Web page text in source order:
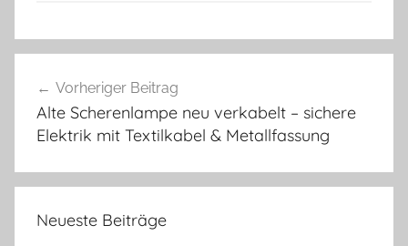
Vorheriger Beitrag
Alte Scherenlampe neu verkabelt – sichere
Elektrik mit Textilkabel & Metallfassung
Neueste Beiträge